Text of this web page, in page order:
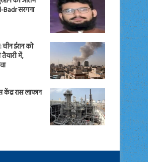
Badr सरगना
ईरान को
में,
रास लाफान